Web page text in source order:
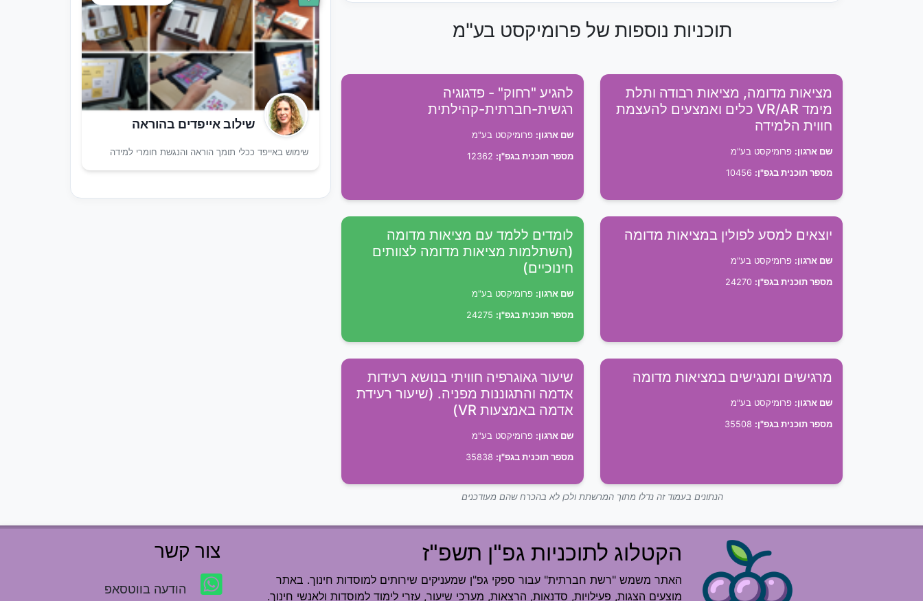
תוכניות נוספות של פרומיקסט בע"מ
מציאות מדומה, מציאות רבודה ותלת
מימד VR/AR כלים ואמצעים להעצמת
חווית הלמידה
שם ארגון: פרומיקסט בע"מ
מספר תוכנית בגפ"ן:
להגיע "רחוק" - פדגוגיה
רגשית-חברתית-קהילתית
שם ארגון: פרומיקסט בע"מ
מספר תוכנית בגפ"ן:
יוצאים למסע לפולין במציאות מדומה
שם ארגון: פרומיקסט בע"מ
מספר תוכנית בגפ"ן:
לומדים ללמד עם מציאות מדומה
(השתלמות מציאות מדומה לצוותים
חינוכיים)
שם ארגון: פרומיקסט בע"מ
מספר תוכנית בגפ"ן:
מרגישים ומנגישים במציאות מדומה
שם ארגון: פרומיקסט בע"מ
מספר תוכנית בגפ"ן:
שיעור גאוגרפיה חוויתי בנושא רעידות
אדמה והתגוננות מפניה. (שיעור רעידת
אדמה באמצעות VR)
שם ארגון: פרומיקסט בע"מ
מספר תוכנית בגפ"ן:
הנתונים בעמוד זה נדלו מתוך המרשתת ולכן לא בהכרח שהם מעודכנים
שילוב אייפדים בהוראה
שימוש באייפד ככלי תומך הוראה והנגשת חומרי למידה
הקטלוג לתוכניות גפ"ן תשפ"ז
האתר משמש "רשת חברתית" עבור ספקי גפ"ן שמעניקים שירותים למוסדות חינוך. באתר
מוצעים הצגות, פעילויות, סדנאות, הרצאות, מערכי שיעור, עזרי לימוד למוסדות ולאנשי חינוך.
צור קשר
הודעה בווטסאפ